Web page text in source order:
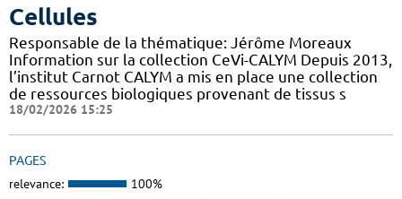
Cellules
Responsable de la thématique: Jérôme Moreaux
Information sur la collection CeVi-CALYM Depuis 2013,
l’institut Carnot CALYM a mis en place une collection
de ressources biologiques provenant de tissus s
18/02/2026 15:25
PAGES
relevance: 100%